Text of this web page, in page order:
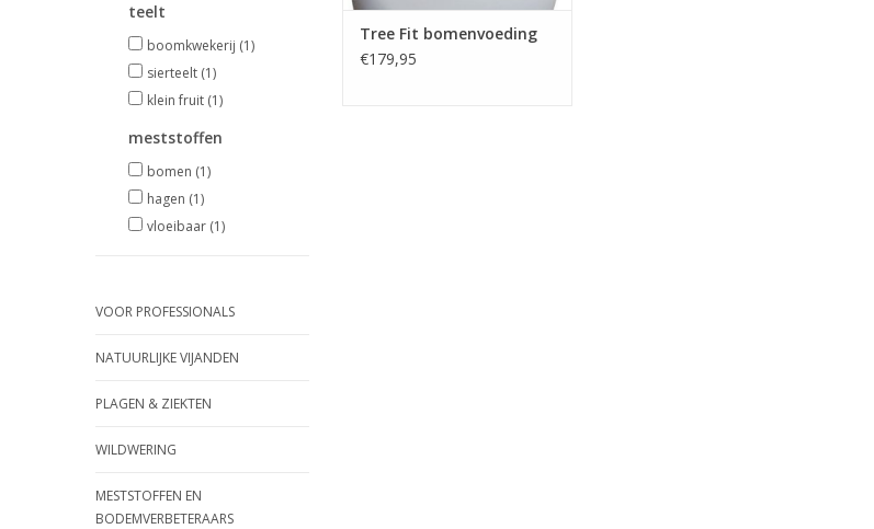
teelt
boomkwekerij (1)
sierteelt (1)
klein fruit (1)
meststoffen
bomen (1)
hagen (1)
vloeibaar (1)
VOOR PROFESSIONALS
NATUURLIJKE VIJANDEN
PLAGEN & ZIEKTEN
WILDWERING
MESTSTOFFEN EN
BODEMVERBETERAARS
Tree Fit bomenvoeding
€179,95